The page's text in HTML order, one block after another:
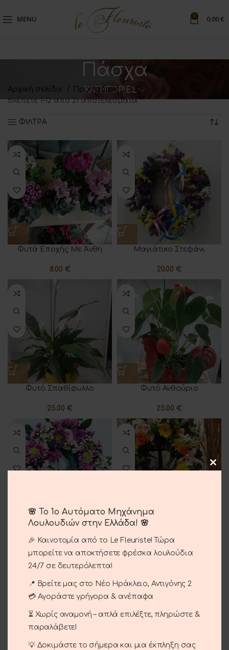
MENU 0 0.00€
Πάσχα
ΚΑΤΗΓΟΡΙΕΣ
Αρχική σελίδα Προσφορές
Πάσχα
Βλέπετε 1–12 από 21 αποτελέσματα
ΦΙΛΤΡΑ
Φυτά Εποχής Με Άνθη
8.00 €
Μαγιάτικο Στεφάνι
20.00 €
Φυτό Σπαθίφυλλο
25.00 €
Φυτό Ανθούριο
25.00 €
Μαγιάτικο Στεφάνι
25.00
Μαγιάτικο Στεφάνι
€
🌸 Το 1ο Αυτόματο Μηχάνημα
Λουλουδιών στην Ελλάδα! 🌸
🎉 Καινοτομία από το Le Fleuriste! Τώρα
μπορείτε να αποκτήσετε φρέσκα λουλούδια
24/7 σε δευτερόλεπτα!
📍 Βρείτε μας στο Νέο Ηράκλειο, Αντιγόνης 2
💳 Αγοράστε γρήγορα & ανέπαφα
⏳ Χωρίς αναμονή – απλά επιλέξτε, πληρώστε &
παραλάβετε!
💡 Δοκιμάστε το σήμερα και μια έκπληξη σας